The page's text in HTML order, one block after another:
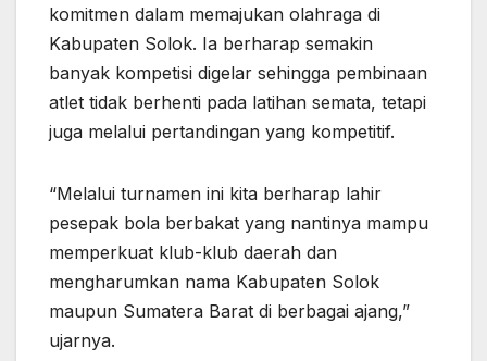
komitmen dalam memajukan olahraga di
Kabupaten Solok. Ia berharap semakin
banyak kompetisi digelar sehingga pembinaan
atlet tidak berhenti pada latihan semata, tetapi
juga melalui pertandingan yang kompetitif.
“Melalui turnamen ini kita berharap lahir
pesepak bola berbakat yang nantinya mampu
memperkuat klub-klub daerah dan
mengharumkan nama Kabupaten Solok
maupun Sumatera Barat di berbagai ajang,”
ujarnya.